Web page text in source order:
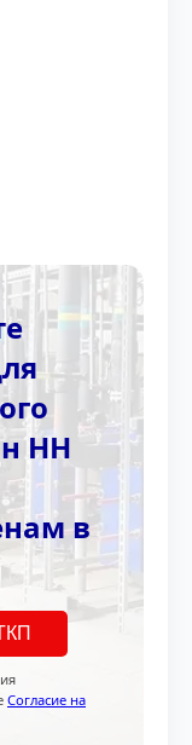
НН
в
Согласие на